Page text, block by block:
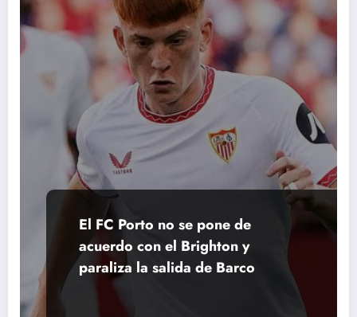
El FC Porto no se pone de
acuerdo con el Brighton y
paraliza la salida de Barco